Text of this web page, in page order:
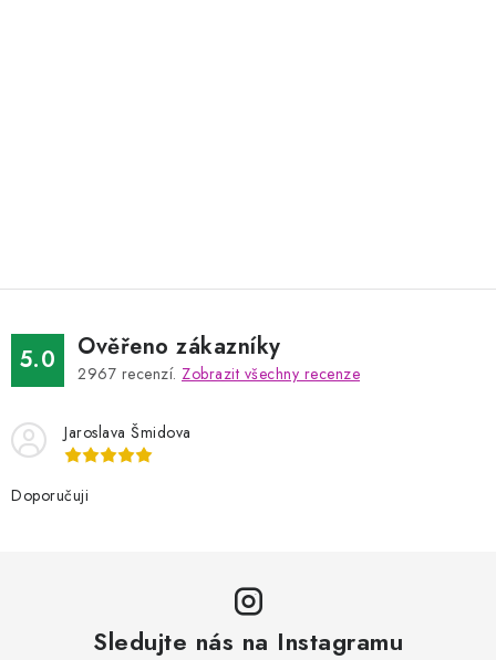
5.0 Ověřeno zákazníky
2967 recenzí. Zobrazit všechny recenze
Jaroslava Šmidova
Doporučuji
Sledujte nás na Instagramu